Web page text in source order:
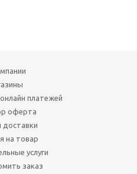
платежей
оферта
доставки
на товар
услуги
заказ